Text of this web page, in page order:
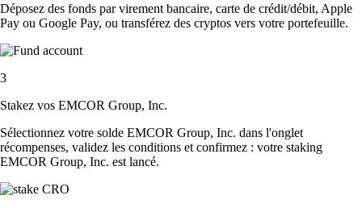
Déposez des fonds par virement bancaire, carte de crédit/débit, Apple
Pay ou Google Pay, ou transférez des cryptos vers votre portefeuille.
3
Stakez vos EMCOR Group, Inc.
Sélectionnez votre solde EMCOR Group, Inc. dans l'onglet
récompenses, validez les conditions et confirmez : votre staking
EMCOR Group, Inc. est lancé.